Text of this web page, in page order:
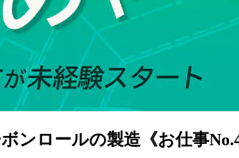
ンロールの製造《お仕事